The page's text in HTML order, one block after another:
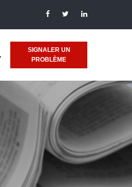
SIGNALER UN
PROBLÈME